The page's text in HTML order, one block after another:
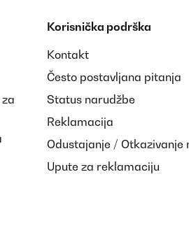
Korisnička podrška
Kontakt
Često postavljana pitanja
Status narudžbe
Reklamacija
Odustajanje / Otkazivanje
Upute za reklamaciju